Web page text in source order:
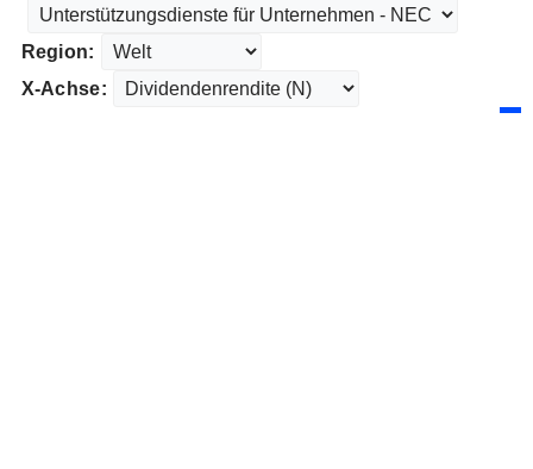
Region:
X-Achse: